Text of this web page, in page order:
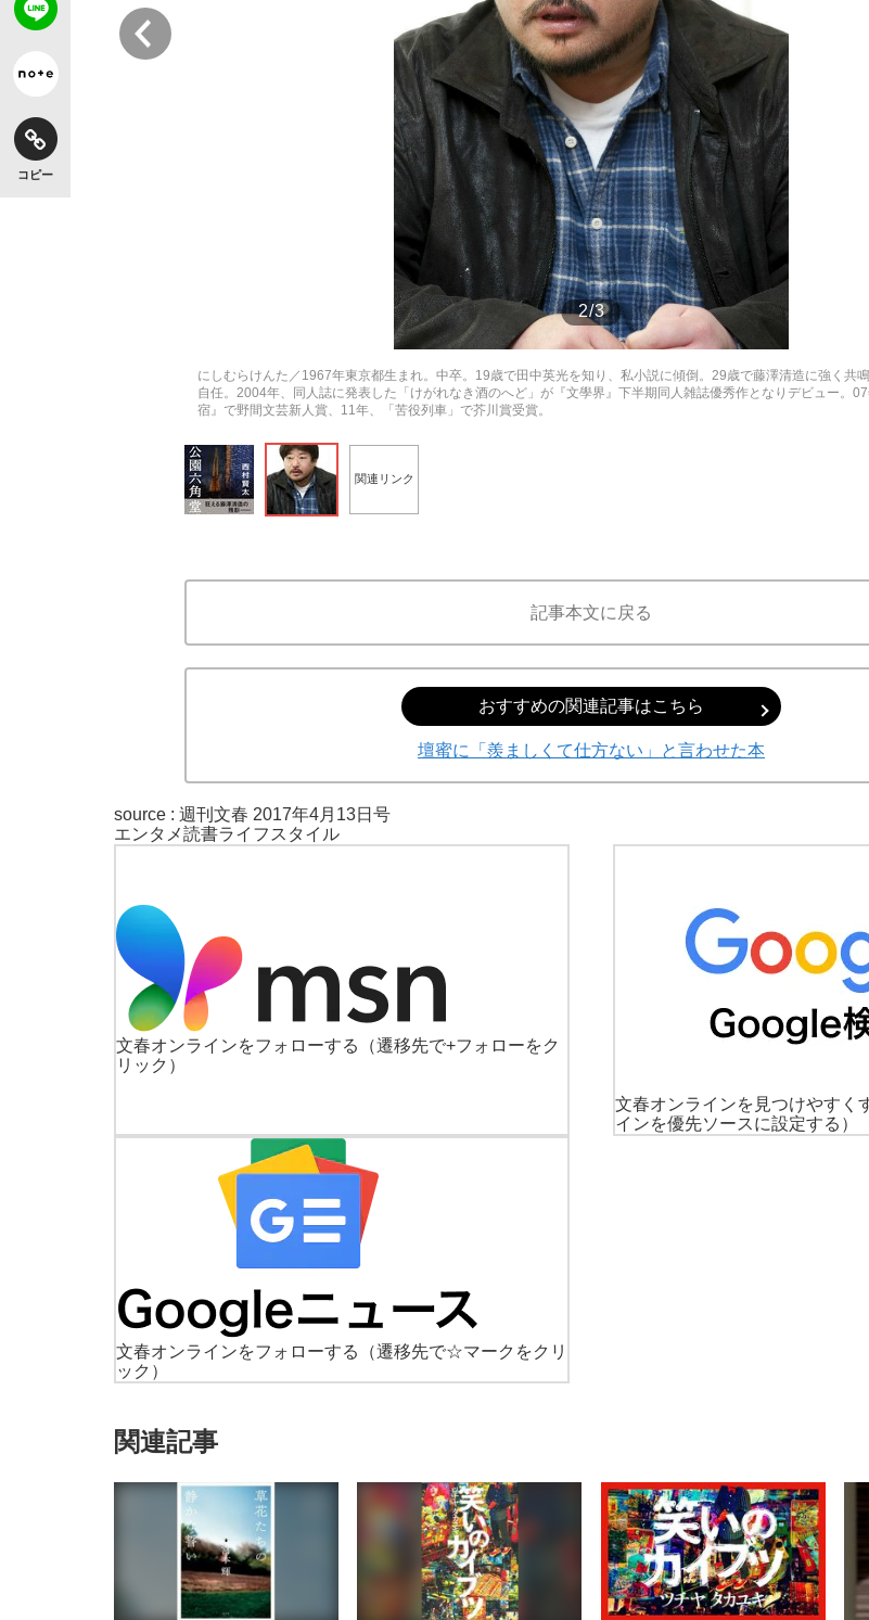
「目標達成できなかったからと言って…」サッカー日本代表・森保一監督...
もっと見る
コピー
2/3
にしむらけんた／1967年東京都生まれ。中卒。19歳で田中英光を知り、私小説に傾倒。29歳で藤澤清造に強く共
自任。2004年、同人誌に発表した「けがれなき酒のへど」が『文學界』下半期同人雑誌優秀作となりデビュー。
宿』で野間文芸新人賞、11年、「苦役列車」で芥川賞受賞。
関連リンク
記事本文に戻る
おすすめの関連記事はこちら
壇蜜に「羨ましくて仕方ない」と言わせた本
source : 週刊文春 2017年4月13日号
エンタメ読書ライフスタイル
文春オンラインをフォローする
（遷移先で+フォローをク
リック）
文春オンラインを見つけやすく
インを優先ソースに設定する）
文春オンラインをフォローする
（遷移先で☆マークをクリ
ック）
関連記事